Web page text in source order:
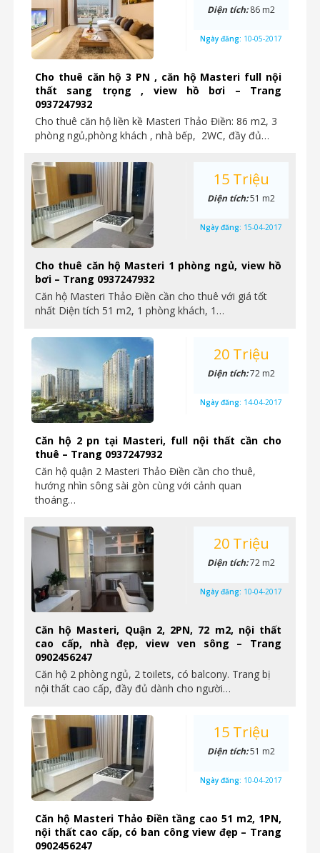
Cho thuê căn hộ 3 PN , căn hộ Masteri full nội
thất sang trọng , view hồ bơi – Trang
0937247932
Cho thuê căn hộ liền kề Masteri Thảo Điền: 86 m2, 3
phòng ngủ,phòng khách , nhà bếp, 2WC, đầy đủ…
Diện tích:86 m2
Ngày đăng: 10-05-2017
Cho thuê căn hộ Masteri 1 phòng ngủ, view hồ
bơi – Trang 0937247932
Căn hộ Masteri Thảo Điền cần cho thuê với giá tốt
nhất Diện tích 51 m2, 1 phòng khách, 1…
15 Triệu
Diện tích:51 m2
Ngày đăng: 15-04-2017
Căn hộ 2 pn tại Masteri, full nội thất cần cho
thuê – Trang 0937247932
Căn hộ quận 2 Masteri Thảo Điền cần cho thuê,
hướng nhìn sông sài gòn cùng với cảnh quan
thoáng…
20 Triệu
Diện tích:72 m2
Ngày đăng: 14-04-2017
Căn hộ Masteri, Quận 2, 2PN, 72 m2, nội thất
cao cấp, nhà đẹp, view ven sông – Trang
0902456247
Căn hộ 2 phòng ngủ, 2 toilets, có balcony. Trang bị
nội thất cao cấp, đầy đủ dành cho người…
20 Triệu
Diện tích:72 m2
Ngày đăng: 10-04-2017
Căn hộ Masteri Thảo Điền tầng cao 51 m2, 1PN,
nội thất cao cấp, có ban công view đẹp – Trang
0902456247
15 Triệu
Diện tích:51 m2
Ngày đăng: 10-04-2017